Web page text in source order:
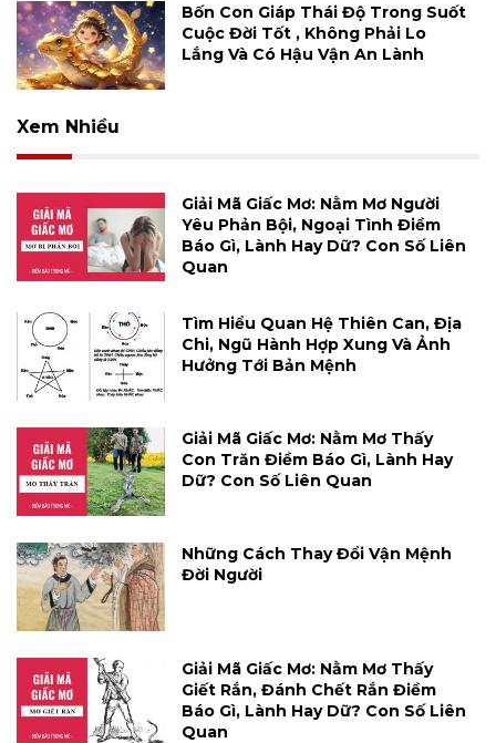
Bốn Con Giáp Thái Độ Trong Suốt
Cuộc Đời Tốt , Không Phải Lo
Lắng Và Có Hậu Vận An Lành
Xem Nhiều
Giải Mã Giấc Mơ: Nằm Mơ Người
Yêu Phản Bội, Ngoại Tình Điềm
Báo Gì, Lành Hay Dữ? Con Số Liên
Quan
Tìm Hiểu Quan Hệ Thiên Can, Địa
Chi, Ngũ Hành Hợp Xung Và Ảnh
Hưởng Tới Bản Mệnh
Giải Mã Giấc Mơ: Nằm Mơ Thấy
Con Trăn Điềm Báo Gì, Lành Hay
Dữ? Con Số Liên Quan
Những Cách Thay Đổi Vận Mệnh
Đời Người
Giải Mã Giấc Mơ: Nằm Mơ Thấy
Giết Rắn, Đánh Chết Rắn Điềm
Báo Gì, Lành Hay Dữ? Con Số Liên
Quan